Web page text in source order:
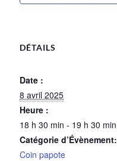
DÉTAILS
Date :
8 avril 2025
Heure :
18 h 30 min - 19 h 30 min
Catégorie d’Évènement:
Coin papote